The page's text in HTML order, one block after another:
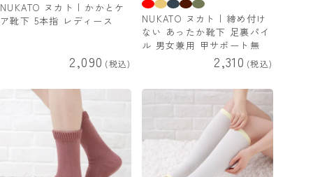
NUKATO ヌカト | かかとケ
ア靴下 5本指 レディース
2,090 税込
NUKATO ヌカト | 締め付け
ない あったか靴下 足裏パイ
ル 男女兼用 甲サポート無
2,310 税込